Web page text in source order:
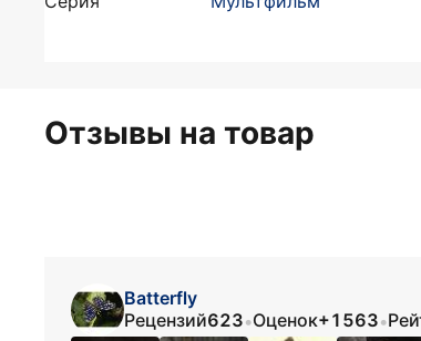
Отзывы на товар
Batterfly
Рецензий623•Оценок+1563•